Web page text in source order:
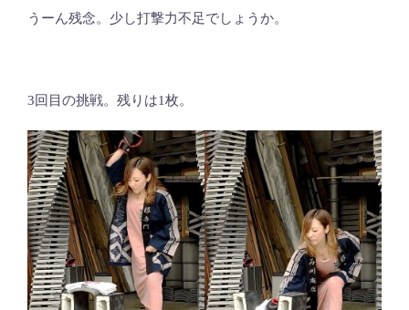
うーん残念。少し打撃力不足でしょうか。
3回目の挑戦。残りは1枚。